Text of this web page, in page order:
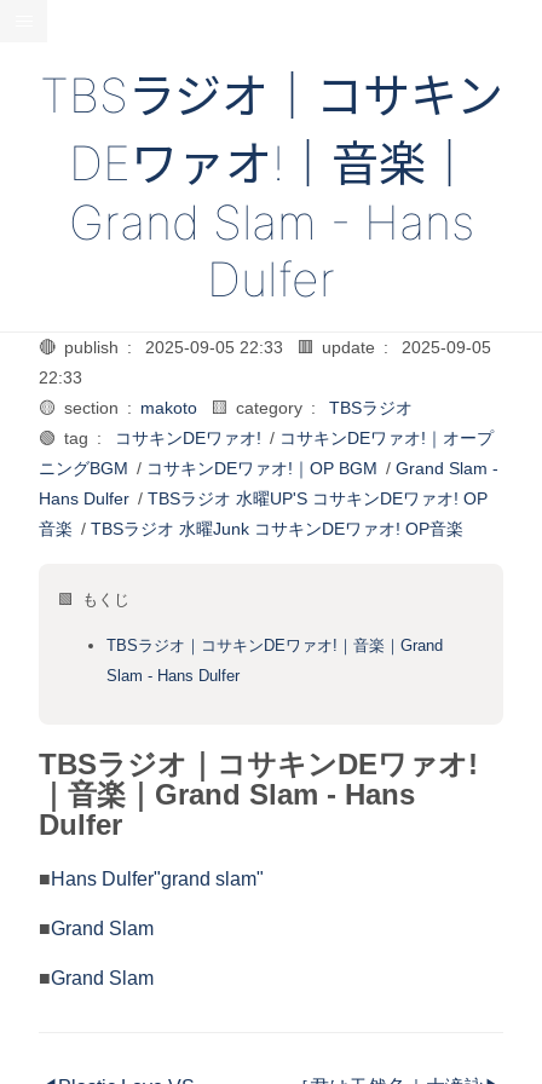
TBSラジオ｜コサキン
DEワァオ!｜音楽｜
Grand Slam - Hans
Dulfer
🔴 publish : 2025-09-05 22:33 🟥 update :
2025-09-05
22:33
🟡 section : makoto 🟨 category :
TBSラジオ
🟢 tag :
コサキンDEワァオ! / コサキンDEワァオ!｜オープ
ニングBGM / コサキンDEワァオ!｜OP BGM / Grand Slam -
Hans Dulfer / TBSラジオ 水曜UP'S コサキンDEワァオ! OP
音楽 / TBSラジオ 水曜Junk コサキンDEワァオ! OP音楽
🟩 もくじ
TBSラジオ｜コサキンDEワァオ!｜音楽｜Grand
Slam - Hans Dulfer
TBSラジオ｜コサキンDEワァオ!
｜音楽｜Grand Slam - Hans
Dulfer
■Hans Dulfer"grand slam"
■Grand Slam
■Grand Slam